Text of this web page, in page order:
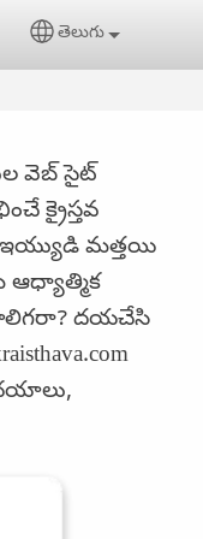
Select your
తెలుగు
వెబ్ సైట్
క్రైస్తవ
మత్తయి
దయచేసి